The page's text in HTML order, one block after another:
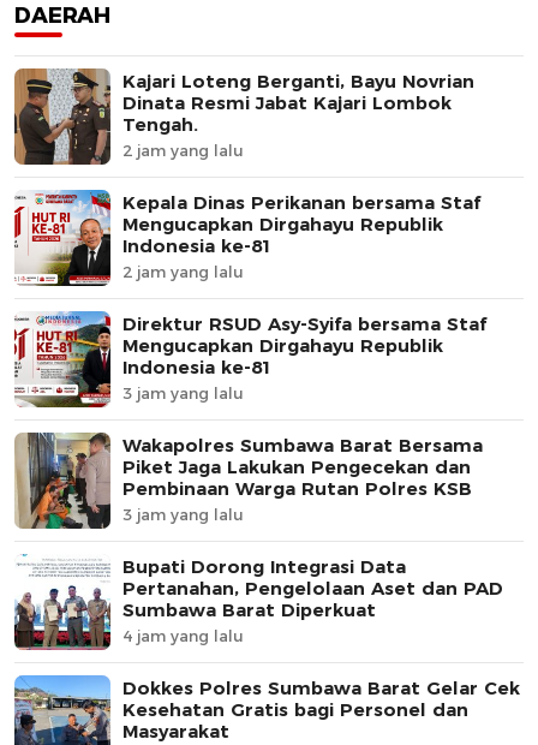
DAERAH
Kajari Loteng Berganti, Bayu Novrian
Dinata Resmi Jabat Kajari Lombok
Tengah.
2 jam yang lalu
Kepala Dinas Perikanan bersama Staf
Mengucapkan Dirgahayu Republik
Indonesia ke-81
2 jam yang lalu
Direktur RSUD Asy-Syifa bersama Staf
Mengucapkan Dirgahayu Republik
Indonesia ke-81
3 jam yang lalu
Wakapolres Sumbawa Barat Bersama
Piket Jaga Lakukan Pengecekan dan
Pembinaan Warga Rutan Polres KSB
3 jam yang lalu
Bupati Dorong Integrasi Data
Pertanahan, Pengelolaan Aset dan PAD
Sumbawa Barat Diperkuat
4 jam yang lalu
Dokkes Polres Sumbawa Barat Gelar Cek
Kesehatan Gratis bagi Personel dan
Masyarakat